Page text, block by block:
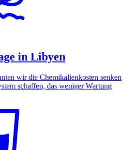
in Libyen
wir die Chemikalienkosten senken
schaffen, das weniger Wartung